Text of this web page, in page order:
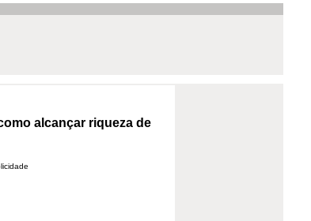
alcançar riqueza de